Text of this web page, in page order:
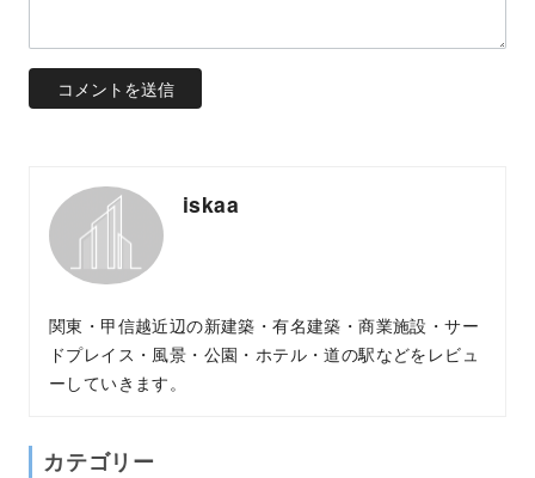
iskaa
関東・甲信越近辺の新建築・有名建築・商業施設・サー
ドプレイス・風景・公園・ホテル・道の駅などをレビュ
ーしていきます。
カテゴリー